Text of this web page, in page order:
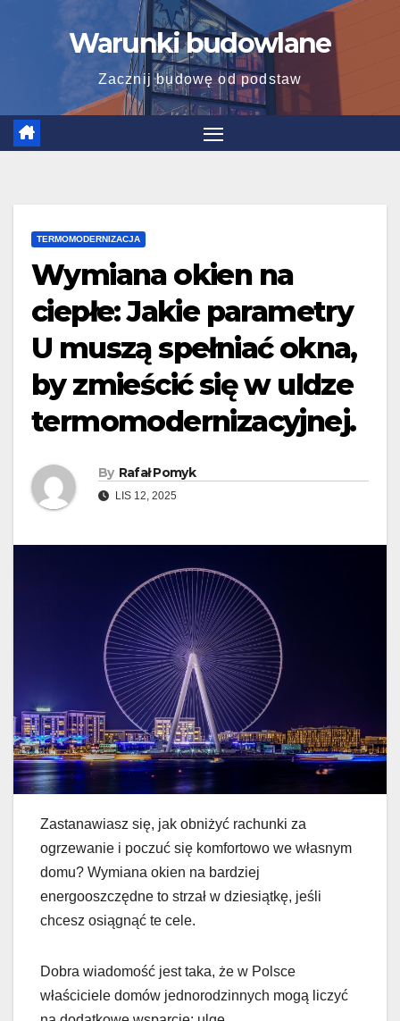
Warunki budowlane
Zacznij budowę od podstaw
TERMOMODERNIZACJA
Wymiana okien na
ciepłe: Jakie parametry
U muszą spełniać okna,
by zmieścić się w uldze
termomodernizacyjnej.
By Rafał Pomyk
LIS 12, 2025
Zastanawiasz się, jak obniżyć rachunki za
ogrzewanie i poczuć się komfortowo we własnym
domu? Wymiana okien na bardziej
energooszczędne to strzał w dziesiątkę, jeśli
chcesz osiągnąć te cele.
Dobra wiadomość jest taka, że w Polsce
właściciele domów jednorodzinnych mogą liczyć